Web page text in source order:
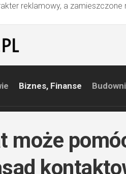
reklamowy, a
Biznes, Finanse
może